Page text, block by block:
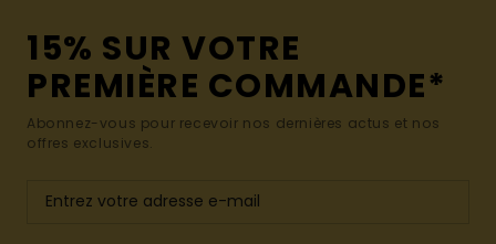
15% SUR VOTRE
PREMIÈRE COMMANDE*
Abonnez-vous pour recevoir nos dernières actus et nos
offres exclusives.